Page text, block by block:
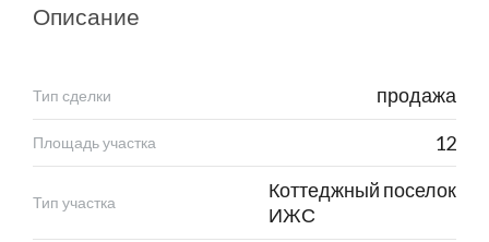
Описание
Тип сделки продажа
Площадь участка 12
Тип участка
Коттеджный поселок
ИЖС